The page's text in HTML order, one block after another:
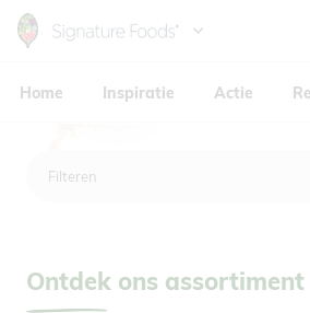
Skip
main
Home Inspiratie Actie
Filteren
Ontdek ons assortiment